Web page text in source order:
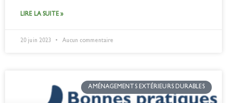
LIRE LA SUITE »
20 juin 2023 Aucun commentaire
AMÉNAGEMENTS EXTÉRIEURS DURABLES